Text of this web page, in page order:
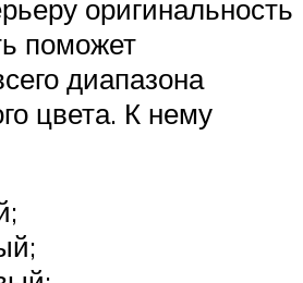
оригинальность
поможет
диапазона
цвета. К нему